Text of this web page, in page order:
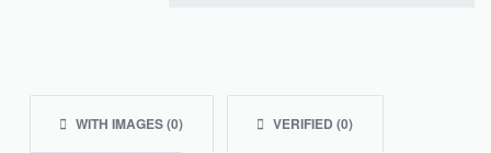
WITH IMAGES (0) VERIFIED (0)